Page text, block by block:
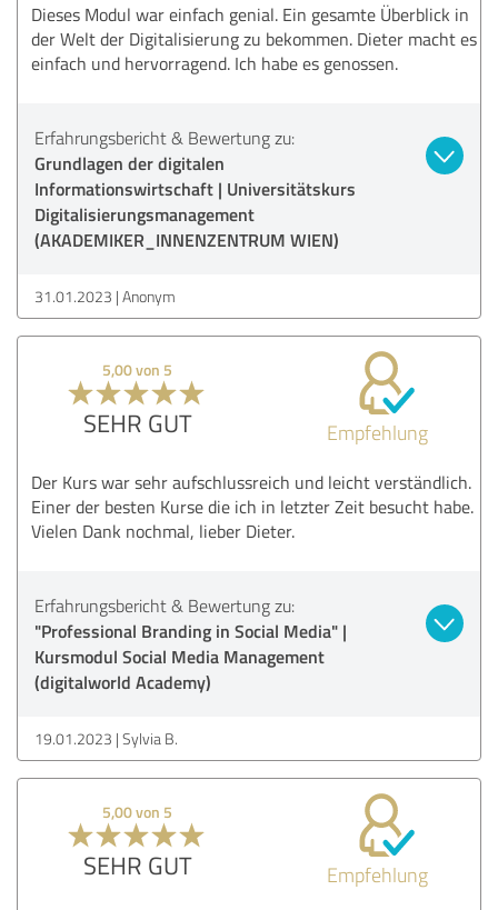
Dieses Modul war einfach genial. Ein gesamte Überblick in
der Welt der Digitalisierung zu bekommen. Dieter macht es
einfach und hervorragend. Ich habe es genossen.
Erfahrungsbericht & Bewertung zu:
Grundlagen der digitalen
Informationswirtschaft | Universitätskurs
Digitalisierungsmanagement
(AKADEMIKER_INNENZENTRUM WIEN)
31.01.2023 Anonym
5,00 von 5
SEHR GUT Empfehlung
Der Kurs war sehr aufschlussreich und leicht verständlich.
Einer der besten Kurse die ich in letzter Zeit besucht habe.
Vielen Dank nochmal, lieber Dieter.
Erfahrungsbericht & Bewertung zu:
"Professional Branding in Social Media" |
Kursmodul Social Media Management
(digitalworld Academy)
19.01.2023 Sylvia B.
5,00 von 5
SEHR GUT Empfehlung